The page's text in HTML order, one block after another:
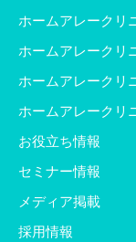
ホームアレークリ
ホームアレークリ
ホームアレークリ
ホームアレークリ
お役立ち情報
セミナー情報
メディア掲載
採用情報